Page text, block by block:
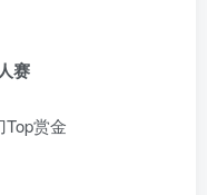
赛
赏金